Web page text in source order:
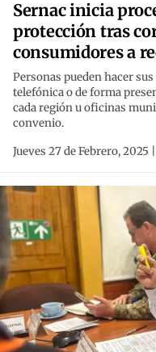
Sernac inicia
protección tras
consumidores a
Personas pueden hacer
telefónica o de forma
cada región u oficinas
convenio.
Jueves 27 de Febrero, 2025 |